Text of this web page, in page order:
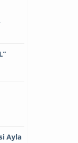
Ayla